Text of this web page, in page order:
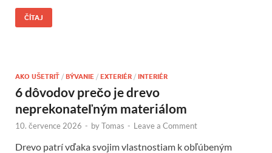
ČÍTAJ
AKO UŠETRIŤ / BÝVANIE / EXTERIÉR / INTERIÉR
6 dôvodov prečo je drevo
neprekonateľným materiálom
10. července 2026 - byTomas - Leave a Comment
Drevo patrí vďaka svojim vlastnostiam k obľúbeným